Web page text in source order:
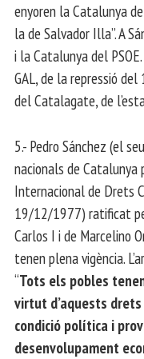
enyoren la Catalunya
la de Salvador Illa”. A
i la Catalunya del
GAL, de la repressió del
del Catalagate, de
5.- Pedro Sánchez (el
nacionals de Catalunya
Internacional de Drets
19/12/1977) ratificat
Carlos I i de Marcelino
tenen plena vigència.
“Tots els pobles
virtut d’aquests
condició política i
desenvolupament